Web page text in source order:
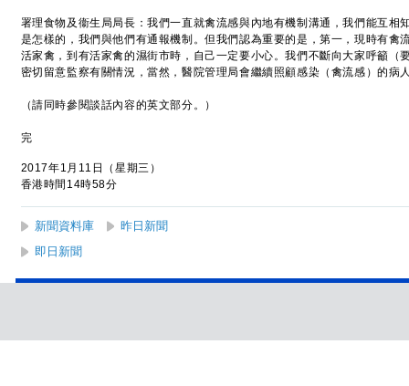
署理食物及衞生局局長：我們一直就禽流感與內地有機制溝通，我們能互相
是怎樣的，我們與他們有通報機制。但我們認為重要的是，第一，現時有禽
活家禽，到有活家禽的濕街市時，自己一定要小心。我們不斷向大家呼籲（
密切留意監察有關情況，當然，醫院管理局會繼續照顧感染（禽流感）的病
（請同時參閱談話內容的英文部分。）
完
2017年1月11日（星期三）
香港時間14時58分
新聞資料庫
昨日新聞
即日新聞